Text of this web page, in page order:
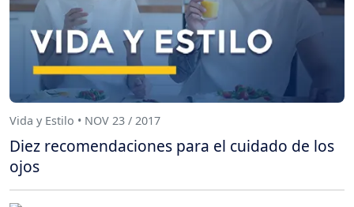
Vida y Estilo • NOV 23 / 2017
Diez recomendaciones para el cuidado de los
ojos